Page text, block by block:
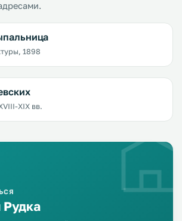
1898
XIX вв.
Рудка